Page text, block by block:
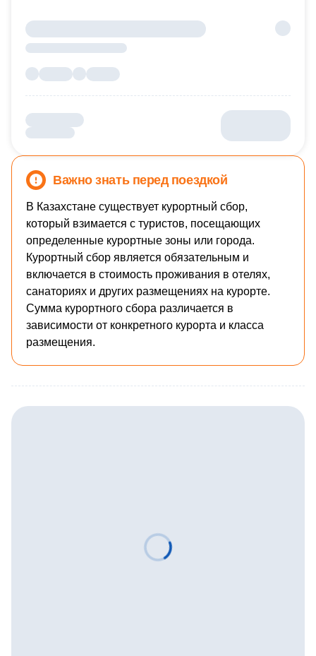
Важно знать перед поездкой
В Казахстане существует курортный сбор,
который взимается с туристов, посещающих
определенные курортные зоны или города.
Курортный сбор является обязательным и
включается в стоимость проживания в отелях,
санаториях и других размещениях на курорте.
Сумма курортного сбора различается в
зависимости от конкретного курорта и класса
размещения.